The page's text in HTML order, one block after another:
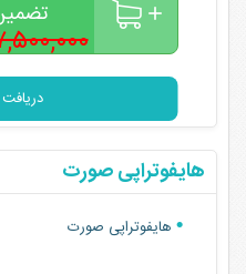
۷,۵۰۰,۰۰۰
هایفوتراپی صورت
هایفوتراپی صورت